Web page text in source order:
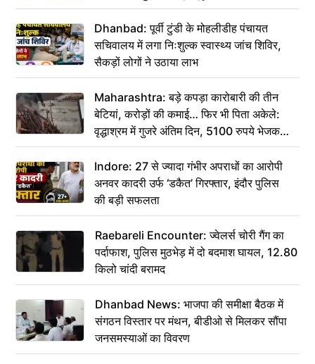
Dhanbad: पूर्वी टुंडी के मोहलीडीह पंचायत
सचिवालय में लगा निःशुल्क स्वास्थ्य जांच शिविर,
सैकड़ों लोगों ने उठाया लाभ
Maharashtra: बड़े कपड़ा कारोबारी की तीन
बेटियां, करोड़ों की कमाई… फिर भी पिता अकेले:
वृद्धाश्रम में गुजरे अंतिम दिन, 5100 रुपये भेजकर
कहा– अंतिम संस्कार कर दीजिए हम नहीं आ पाएंगे
Indore: 27 से ज्यादा गंभीर अपराधों का आरोपी
अनवर कादरी उर्फ ‘डकैत’ गिरफ्तार, इंदौर पुलिस
की बड़ी सफलता
Raebareli Encounter: ज्वेलर्स चोरी गैंग का
पर्दाफाश, पुलिस मुठभेड़ में दो बदमाश घायल, 12.80
किलो चांदी बरामद
Dhanbad News: भाजपा की समीक्षा बैठक में
संगठन विस्तार पर मंथन, बीडीओ से मिलकर सौंपा
जनसमस्याओं का विवरण